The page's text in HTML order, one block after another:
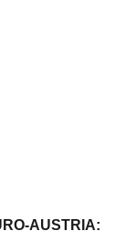
AUSTRIA: